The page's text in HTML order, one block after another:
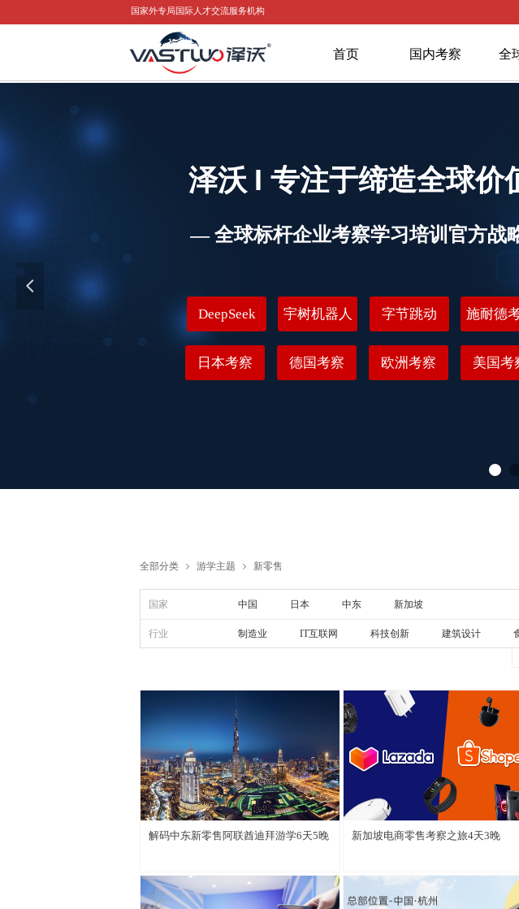
解码中东新零售阿联酋迪拜游学6天5晚 新加坡电商零售考察之旅4天3晚
日本考察
DeepSeek
德国考察
宇树机器人
欧洲考察
字节跳动 施耐德
美国考
泽沃 I 专注于缔造全球价
— 全球标杆企业考察学习培训官方战
넳
首页 国内考察 全
国家外专局国际人才交流服务机构
全部分类 ꁇ 游学主题 ꁇ 新零售
国家 中国 日本 中东 新加坡
行业 制造业 IT互联网 科技创新 建筑设计
泽沃I专注于缔造全球价值
— 全球标杆企业考察学习培训官方战略